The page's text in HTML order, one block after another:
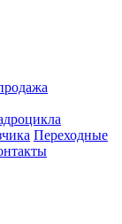
Переходные